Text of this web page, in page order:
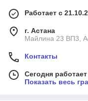
Работает с
г. Астана
Майлина 23 ВП3,
Контакты
Сегодня
Показать весь